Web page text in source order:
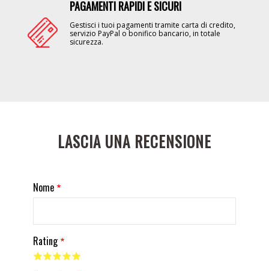
PAGAMENTI RAPIDI E SICURI
Gestisci i tuoi pagamenti tramite carta di credito,
servizio PayPal o bonifico bancario, in totale
sicurezza.
LASCIA UNA RECENSIONE
Nome
Rating